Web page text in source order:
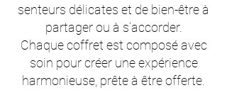
senteurs délicates et de bien-être à
partager ou à s’accorder.
Chaque coffret est composé avec
soin pour créer une expérience
harmonieuse, prête à être offerte.